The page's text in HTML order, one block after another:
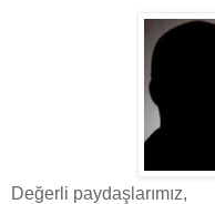
Değerli paydaşlarımız,